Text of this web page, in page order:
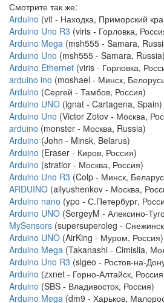
Смотрите так же:
Arduino (vit - Находка, Приморский
Arduino Uno R3 (viris - Горловка,
Arduino Mega (msh555 - Samara,
Arduino Uno (msh555 - Samara, Russia)
Arduino Ethernet (viris - Горловка,
arduino ino (moshael - Минск,
Arduino (Сергей - Тамбов, Россия)
Arduino UNO (ignat - Cartagena, Spain)
Arduino Uno (Victor Zotov - Москва,
arduino (monster - Москва, Russia)
Arduino (John - Minsk, Belarus)
Arduino (Eraser - Киров, Россия)
Arduino (stratior - Москва, Россия)
Arduino Uno R3 (Colp - Минск,
ARDUINO (ailyushenkov - Москва,
Arduino nano (ypo - С.Петербург,
Arduino UNO (SergeyM - Алексино-
MySensors (supersuperoleg -
Arduino UNO (AirKing - Муром, Россия)
Arduino Mega (Takanashi - Cimislia,
Arduino Uno R3 (slgeo - Ростов-на-
Arduino (zxnet - Горно-Алтайск,
Arduino (SBS - Владивосток, Россия)
Arduino Mega (dm9 - Харьков,